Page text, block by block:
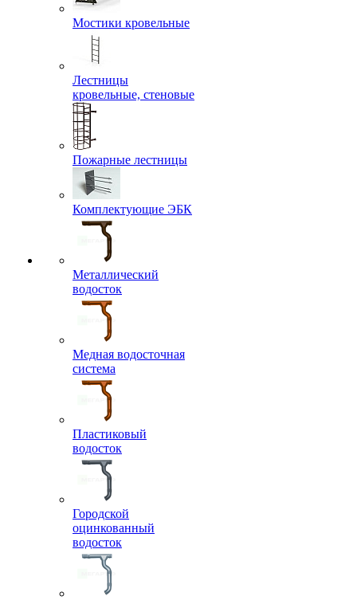
Мостики кровельные
Лестницы
кровельные, стеновые
Пожарные лестницы
Комплектующие ЭБК
Металлический
водосток
Медная водосточная
система
Пластиковый
водосток
Городской
оцинкованный
водосток